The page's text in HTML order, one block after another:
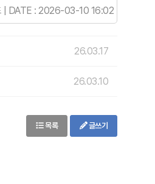
| DATE : 2026-03-10 16:02
26.03.17
26.03.10
목록 글쓰기